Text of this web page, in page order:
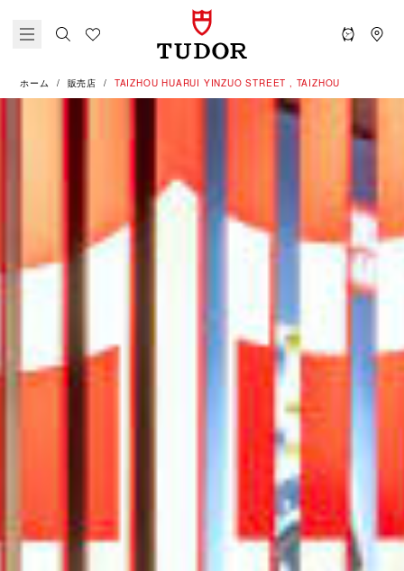
ホーム 販売店 ‭TAIZHOU HUARUI YINZUO STREET , TAIZHOU‬